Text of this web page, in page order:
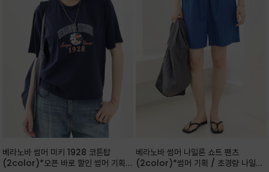
베라노바 썸머 미키 1928 코튼탑
(2color)*오픈 바로 할인 썸머 기획
베라노바 썸머 나일론 쇼트 팬츠
(2color)*썸머 기획 / 초경량 나일론